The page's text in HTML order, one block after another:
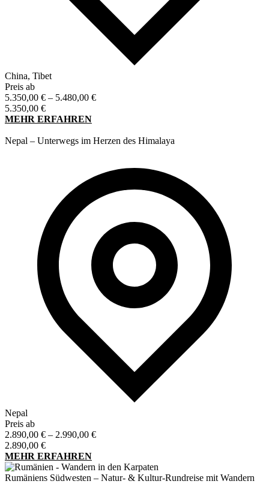
China, Tibet
Preis ab
5.350,00 € – 5.480,00 €Preisspanne:
5.350,00 €
MEHR ERFAHREN
Nepal – Unterwegs im Herzen des Himalaya
Nepal
Preis ab
2.890,00 € – 2.990,00 €Preisspanne:
2.990,00 €
2.890,00 €
MEHR ERFAHREN
Rumäniens Südwesten – Natur- & Kultur-Rundreise mit Wandern